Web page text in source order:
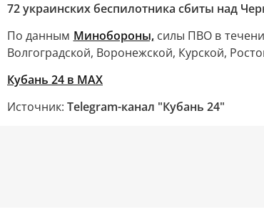
72 украинских беспилотника сбиты над
По данным Минобороны,силы ПВО в
Волгоградской, Воронежской, Курской,
Кубань 24 в MAX
Источник: Telegram-канал "Кубань 24"